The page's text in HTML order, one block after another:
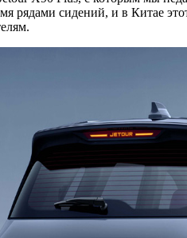
рядами сидений, и в Китае